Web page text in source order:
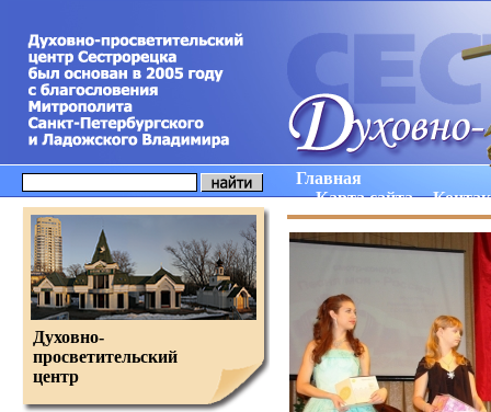
Главная
Карта сайта
Духовно-
просветительский
центр